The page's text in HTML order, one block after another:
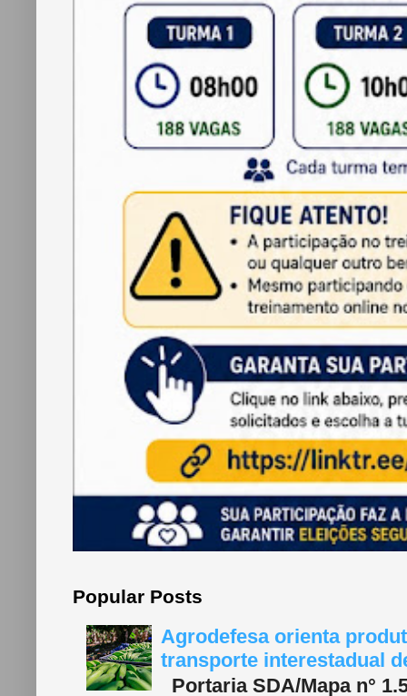
Popular Posts
Agrodefesa orienta
transporte interestadual
Portaria SDA/Mapa n°